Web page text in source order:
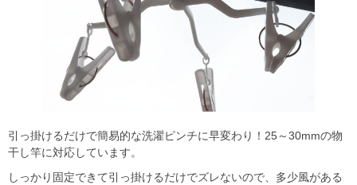
引っ掛けるだけで簡易的な洗濯ピンチに早変わり！25～30mmの物
干し竿に対応しています。
しっかり固定できて引っ掛けるだけでズレないので、多少風がある